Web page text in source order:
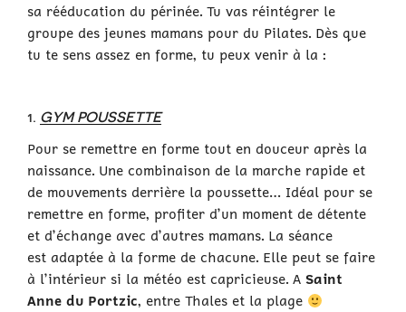
sa rééducation du périnée. Tu vas réintégrer le
groupe des jeunes mamans pour du Pilates. Dès que
tu te sens assez en forme, tu peux venir à la :
1. GYM POUSSETTE
Pour se remettre en forme tout en douceur après la
naissance. Une combinaison de la marche rapide et
de mouvements derrière la poussette… Idéal pour se
remettre en forme, profiter d’un moment de détente
et d’échange avec d’autres mamans. La séance
est adaptée à la forme de chacune. Elle peut se faire
à l’intérieur si la météo est capricieuse. A Saint
Anne du Portzic, entre Thales et la plage